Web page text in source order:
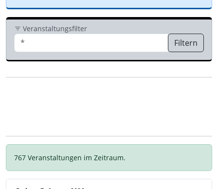
Veranstaltungsfilter
Filtern
767 Veranstaltungen im Zeitraum.